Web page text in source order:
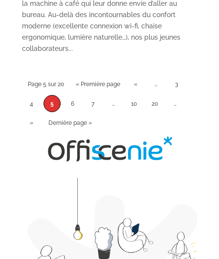
la machine à café qui leur donne envie d’aller au
bureau. Au-delà des incontournables du confort
moderne (excellente connexion wi-fi, chaise
ergonomique, lumière naturelle…), nos plus jeunes
collaborateurs...
Page 5 sur 20 « Première page « … 3
4 5 6 7 … 10 20 …
» Dernière page »